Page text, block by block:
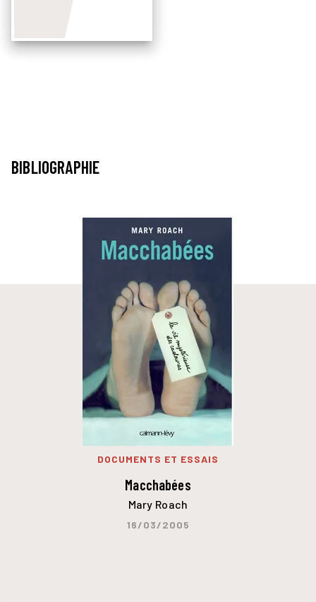
BIBLIOGRAPHIE
DOCUMENTS ET ESSAIS
Macchabées
Mary Roach
16/03/2005